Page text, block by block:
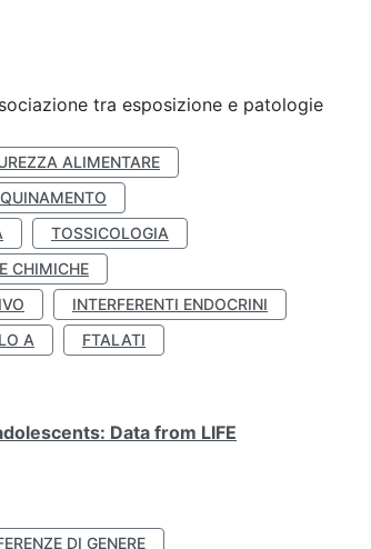
tra esposizione e patologie
ALIMENTARE
TOSSICOLOGIA
CHIMICHE
INTERFERENTI ENDOCRINI
A
FTALATI
Data from LIFE
DI GENERE